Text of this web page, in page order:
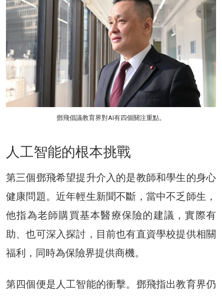
鄧飛倡議教育界對AI有四個關注重點。
人工智能的根本挑戰
第三個鄧飛希望提升介入的是教師和學生的身心
健康問題。近年輕生新聞不斷，當中不乏師生，
他指為老師購買基本醫療保險的建議，實際有
助、也可深入探討，目前也有直資學校提供相關
福利，同時為保險界提供商機。
第四個便是人工智能的衝擊。鄧飛指出教育界仍